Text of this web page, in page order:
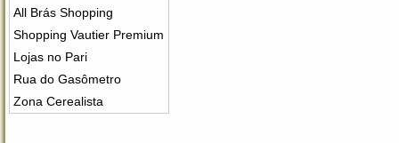
All Brás Shopping
Shopping Vautier Premium
Lojas no Pari
Rua do Gasômetro
Zona Cerealista